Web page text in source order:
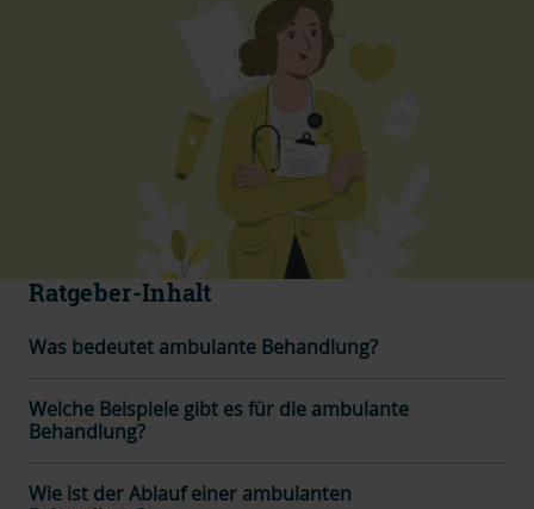
Ratgeber-Inhalt
Was bedeutet ambulante Behandlung?
Welche Beispiele gibt es für die ambulante
Behandlung?
Wie ist der Ablauf einer ambulanten